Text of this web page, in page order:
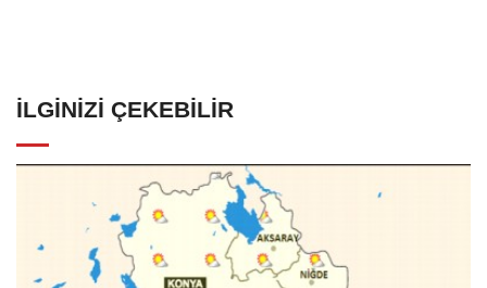
İLGINIZI ÇEKEBILIR